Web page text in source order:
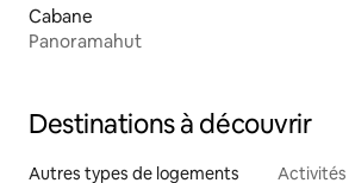
Cabane
Panoramahut
Destinations à découvrir
Autres types de logements Activités